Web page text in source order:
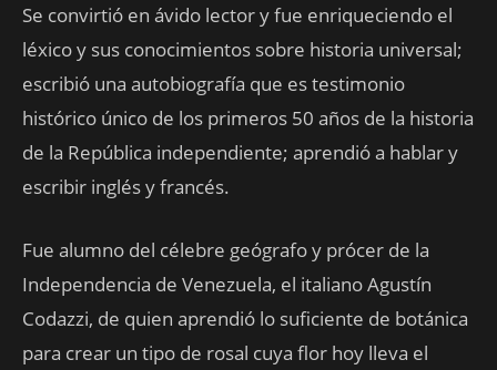
Se convirtió en ávido lector y fue enriqueciendo el
léxico y sus conocimientos sobre historia universal;
escribió una autobiografía que es testimonio
histórico único de los primeros 50 años de la historia
de la República independiente; aprendió a hablar y
escribir inglés y francés.
Fue alumno del célebre geógrafo y prócer de la
Independencia de Venezuela, el italiano Agustín
Codazzi, de quien aprendió lo suficiente de botánica
para crear un tipo de rosal cuya flor hoy lleva el